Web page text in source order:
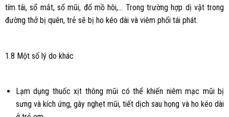
tím tái, sổ mắt, sổ mũi, đổ mồ hôi,… Trong trường hợp dị vật trong
đường thở bị quên, trẻ sẽ bị ho kéo dài và viêm phổi tái phát.
1.8 Một số lý do khác
Lạm dụng thuốc xịt thông mũi có thể khiến niêm mạc mũi bị
sưng và kích ứng, gây nghẹt mũi, tiết dịch sau họng và ho kéo dài